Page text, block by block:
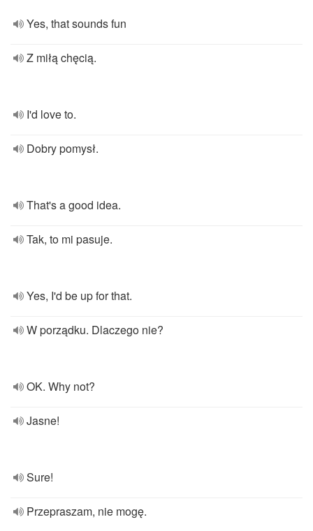
Yes, that sounds fun
Z miłą chęcią.
I'd love to.
Dobry pomysł.
That's a good idea.
Tak, to mi pasuje.
Yes, I'd be up for that.
W porządku. Dlaczego nie?
OK. Why not?
Jasne!
Sure!
Przepraszam, nie mogę.